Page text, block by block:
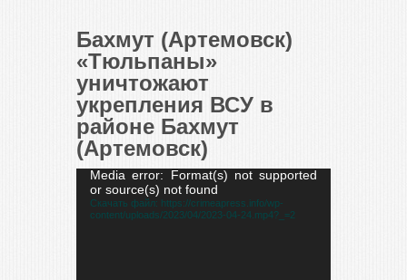
Бахмут (Артемовск)
«Тюльпаны»
уничтожают
укрепления ВСУ в
районе Бахмут
(Артемовск)
Видеоплеер
Media error: Format(s) not supported
or source(s) not found
Скачать файл: https://crimeapress.info/wp-
content/uploads/2023/04/2023-04-24.mp4?_=2